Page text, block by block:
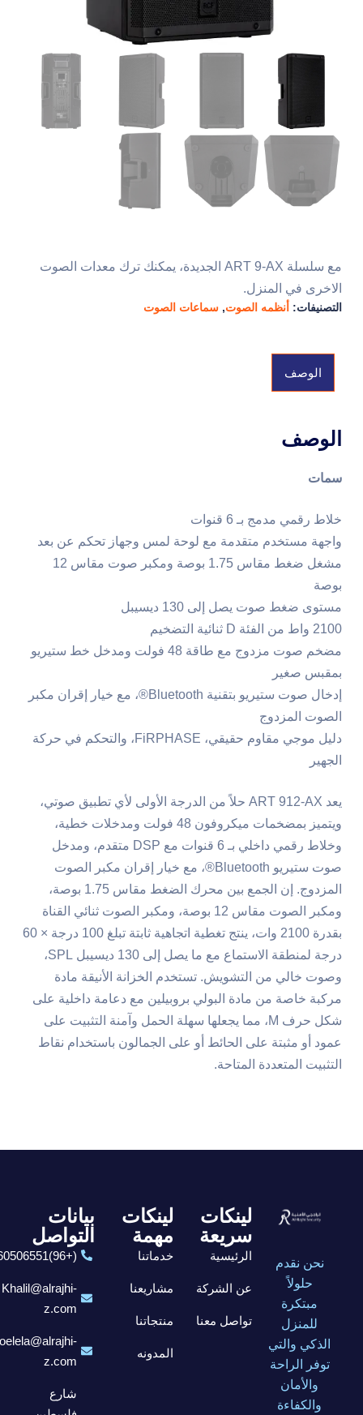
مع سلسلة ART 9-AX الجديدة، يمكنك ترك معدات الصوت
الاخرى في المنزل.
التصنيفات: أنظمه الصوت,سماعات الصوت
الوصف
الوصف
سمات
خلاط رقمي مدمج بـ 6 قنوات
واجهة مستخدم متقدمة مع لوحة لمس وجهاز تحكم عن بعد
مشغل ضغط مقاس 1.75 بوصة ومكبر صوت مقاس 12
بوصة
مستوى ضغط صوت يصل إلى 130 ديسيبل
2100 واط من الفئة D ثنائية التضخيم
مضخم صوت مزدوج مع طاقة 48 فولت ومدخل خط ستيريو
بمقبس صغير
إدخال صوت ستيريو بتقنية Bluetooth®، مع خيار إقران مكبر
الصوت المزدوج
دليل موجي مقاوم حقيقي، FiRPHASE، والتحكم في حركة
الجهير
يعد ART 912-AX حلاً من الدرجة الأولى لأي تطبيق صوتي،
ويتميز بمضخمات ميكروفون 48 فولت ومدخلات خطية،
وخلاط رقمي داخلي بـ 6 قنوات مع DSP متقدم، ومدخل
صوت ستيريو Bluetooth®، مع خيار إقران مكبر الصوت
المزدوج. إن الجمع بين محرك الضغط مقاس 1.75 بوصة،
ومكبر الصوت مقاس 12 بوصة، ومكبر الصوت ثنائي القناة
بقدرة 2100 وات، ينتج تغطية اتجاهية ثابتة تبلغ 100 درجة × 60
درجة لمنطقة الاستماع مع ما يصل إلى 130 ديسيبل SPL،
وصوت خالي من التشويش. تستخدم الخزانة الأنيقة مادة
مركبة خاصة من مادة البولي بروبيلين مع دعامة داخلية على
شكل حرف M، مما يجعلها سهلة الحمل وآمنة التثبيت على
عمود أو مثبتة على الحائط أو على الجمالون باستخدام نقاط
التثبيت المتعددة المتاحة.
نحن نقدم
حلولاً
مبتكرة
للمنزل
الذكي والتي
توفر الراحة
والأمان
والكفاءة
لينكات
سريعة
الرئيسية
عن الشركة
تواصل معنا
لينكات
مهمة
خدماتنا
مشاريعنا
منتجاتنا
المدونه
بيانات
التواصل
(+96)6560506551
Khalil@alrajhi-
z.com
z.com
شارع